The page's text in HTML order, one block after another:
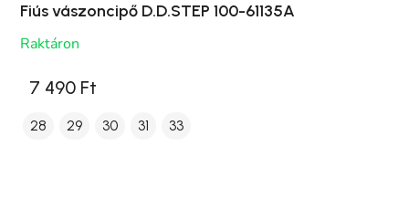
Fiús vászoncipő D.D.STEP 100-61135A
Raktáron
7 490 Ft
28 29 30 31 33